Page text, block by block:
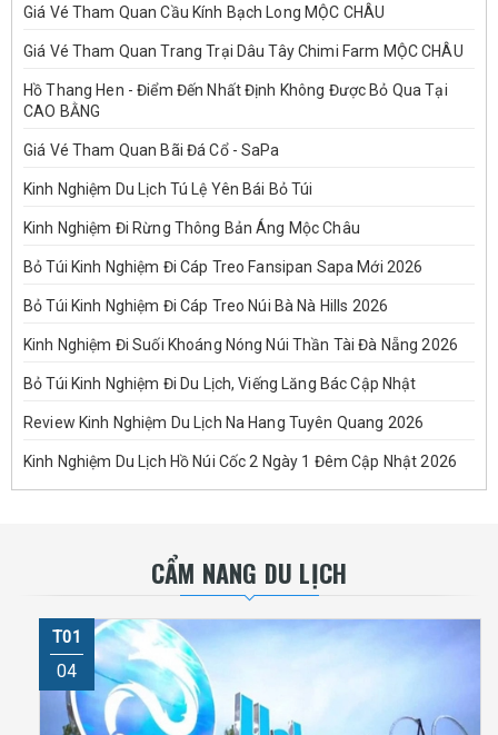
Giá Vé Tham Quan Cầu Kính Bạch Long MỘC CHÂU
Giá Vé Tham Quan Trang Trại Dâu Tây Chimi Farm MỘC CHÂU
Hồ Thang Hen - Điểm Đến Nhất Định Không Được Bỏ Qua Tại
CAO BẰNG
Giá Vé Tham Quan Bãi Đá Cổ - SaPa
Kinh Nghiệm Du Lịch Tú Lệ Yên Bái Bỏ Túi
Kinh Nghiệm Đi Rừng Thông Bản Áng Mộc Châu
Bỏ Túi Kinh Nghiệm Đi Cáp Treo Fansipan Sapa Mới 2026
Bỏ Túi Kinh Nghiệm Đi Cáp Treo Núi Bà Nà Hills 2026
Kinh Nghiệm Đi Suối Khoáng Nóng Núi Thần Tài Đà Nẵng 2026
Bỏ Túi Kinh Nghiệm Đi Du Lịch, Viếng Lăng Bác Cập Nhật
Review Kinh Nghiệm Du Lịch Na Hang Tuyên Quang 2026
Kinh Nghiệm Du Lịch Hồ Núi Cốc 2 Ngày 1 Đêm Cập Nhật 2026
CẨM NANG DU LỊCH
T01
04